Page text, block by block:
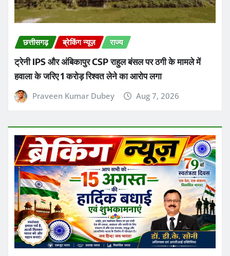
छत्तीसगढ़ ब्रेकिंग न्यूज़ राज्य
ट्रेनी IPS और अंबिकापुर CSP राहुल बंसल पर ठगी के मामले में
हवाला के जरिए 1 करोड़ रिश्वत लेने का आरोप लगा
Praveen Kumar Dubey Aug 7, 2026
छत्तीसगढ़ सरगुजा
लुण्ड्रा आंगनबाड़ी भर्ती 2026: सहायिका के 2 पदों पर आवेदन की